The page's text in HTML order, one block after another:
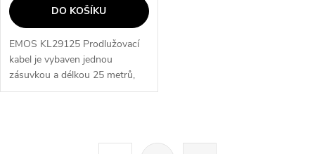
DO KOŠÍKU
EMOS KL29125 Prodlužovací
kabel je vybaven jednou
zásuvkou a délkou 25 metrů,
což umožňuje pohodlné